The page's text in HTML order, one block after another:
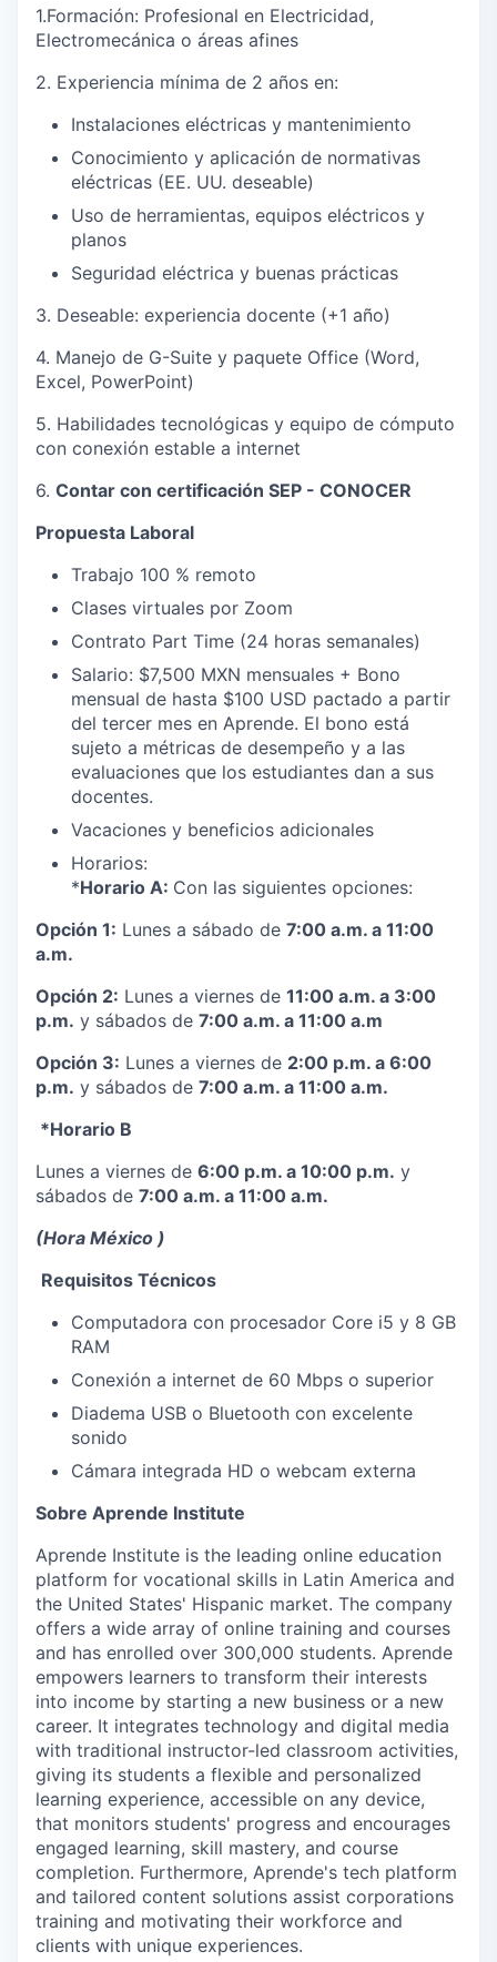
1.Formación: Profesional en Electricidad,
Electromecánica o áreas afines
2. Experiencia mínima de 2 años en:
Instalaciones eléctricas y mantenimiento
Conocimiento y aplicación de normativas
eléctricas (EE. UU. deseable)
Uso de herramientas, equipos eléctricos y
planos
Seguridad eléctrica y buenas prácticas
‍3. Deseable: experiencia docente (+1 año)
4. Manejo de G-Suite y paquete Office (Word,
Excel, PowerPoint)
️5. Habilidades tecnológicas y equipo de cómputo
con conexión estable a internet
6. Contar con certificación SEP - CONOCER
Propuesta Laboral
Trabajo 100 % remoto
Clases virtuales por Zoom
Contrato Part Time (24 horas semanales)
Salario: $7,500 MXN mensuales + Bono
mensual de hasta $100 USD pactado a partir
del tercer mes en Aprende. El bono está
sujeto a métricas de desempeño y a las
evaluaciones que los estudiantes dan a sus
docentes.
Vacaciones y beneficios adicionales
Horarios:
*Horario A: Con las siguientes opciones:
Opción 1: Lunes a sábado de 7:00 a.m. a 11:00
a.m.
Opción 2: Lunes a viernes de 11:00 a.m. a 3:00
p.m. y sábados de 7:00 a.m. a 11:00 a.m
Opción 3: Lunes a viernes de 2:00 p.m. a 6:00
p.m. y sábados de 7:00 a.m. a 11:00 a.m.
️ *Horario B
Lunes a viernes de 6:00 p.m. a 10:00 p.m. y
sábados de 7:00 a.m. a 11:00 a.m.
(Hora México )
Requisitos Técnicos
Computadora con procesador Core i5 y 8 GB
RAM
Conexión a internet de 60 Mbps o superior
Diadema USB o Bluetooth con excelente
sonido
Cámara integrada HD o webcam externa
Sobre Aprende Institute
Aprende Institute is the leading online education
platform for vocational skills in Latin America and
the United States' Hispanic market. The company
offers a wide array of online training and courses
and has enrolled over 300,000 students. Aprende
empowers learners to transform their interests
into income by starting a new business or a new
career. It integrates technology and digital media
with traditional instructor-led classroom activities,
giving its students a flexible and personalized
learning experience, accessible on any device,
that monitors students' progress and encourages
engaged learning, skill mastery, and course
completion. Furthermore, Aprende's tech platform
and tailored content solutions assist corporations
training and motivating their workforce and
clients with unique experiences.